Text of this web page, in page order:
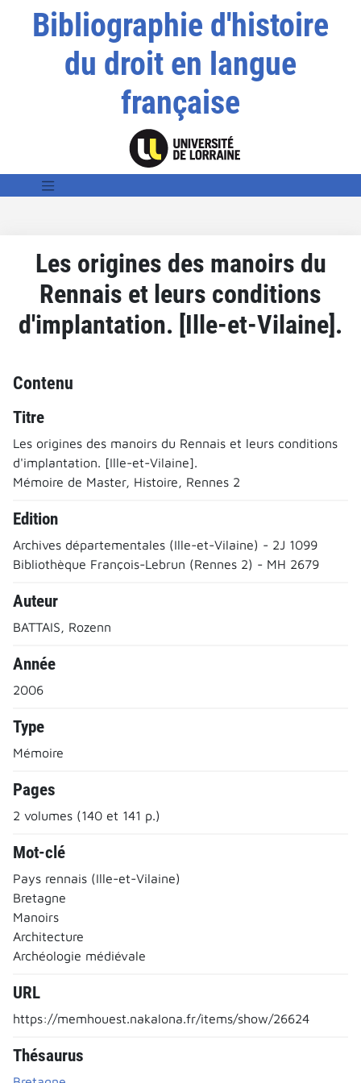
Bibliographie d'histoire
du droit en langue
française
Les origines des manoirs du
Rennais et leurs conditions
d'implantation. [Ille-et-Vilaine].
Contenu
Titre
Les origines des manoirs du Rennais et leurs conditions
d'implantation. [Ille-et-Vilaine].
Mémoire de Master, Histoire, Rennes 2
Edition
Archives départementales (Ille-et-Vilaine) - 2J 1099
Bibliothèque François-Lebrun (Rennes 2) - MH 2679
Auteur
BATTAIS, Rozenn
Année
2006
Type
Mémoire
Pages
2 volumes (140 et 141 p.)
Mot-clé
Pays rennais (Ille-et-Vilaine)
Bretagne
Manoirs
Architecture
Archéologie médiévale
URL
https://memhouest.nakalona.fr/items/show/26624
Thésaurus